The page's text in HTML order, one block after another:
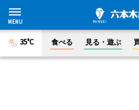
35°C 食べる 見る・遊ぶ